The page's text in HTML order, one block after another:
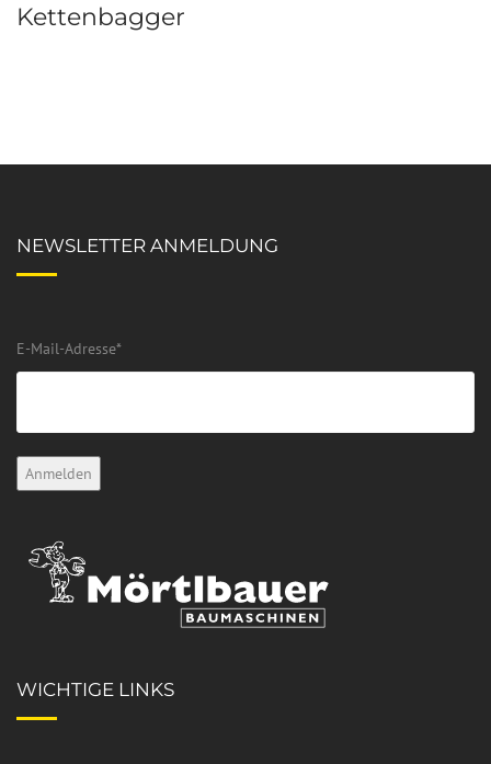
Kettenbagger
NEWSLETTER ANMELDUNG
E-Mail-Adresse*
WICHTIGE LINKS